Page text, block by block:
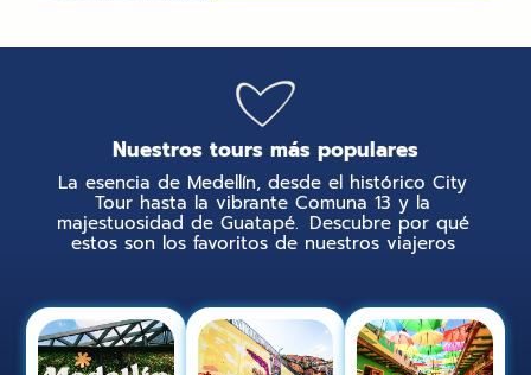
Nuestros tours más populares
La esencia de Medellín, desde el histórico City
Tour hasta la vibrante Comuna 13 y la
majestuosidad de Guatapé. Descubre por qué
estos son los favoritos de nuestros viajeros